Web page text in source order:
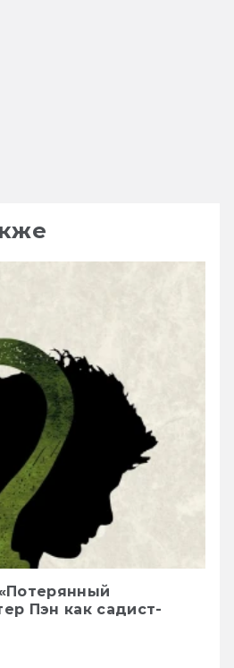
Пэн как садист-